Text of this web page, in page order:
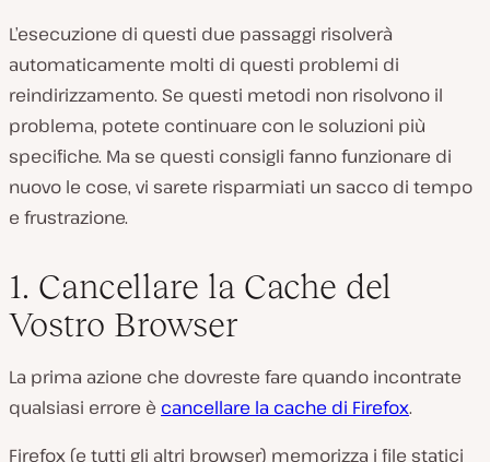
L’esecuzione di questi due passaggi risolverà
automaticamente molti di questi problemi di
reindirizzamento. Se questi metodi non risolvono il
problema, potete continuare con le soluzioni più
specifiche. Ma se questi consigli fanno funzionare di
nuovo le cose, vi sarete risparmiati un sacco di tempo
e frustrazione.
1. Cancellare la Cache del
Vostro Browser
La prima azione che dovreste fare quando incontrate
qualsiasi errore è cancellare la cache di Firefox.
Firefox (e tutti gli altri browser) memorizza i file statici